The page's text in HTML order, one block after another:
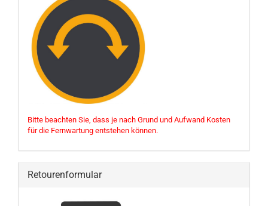
Bitte beachten Sie, dass je nach Grund und Aufwand Kosten
für die Fernwartung entstehen können.
Retourenformular